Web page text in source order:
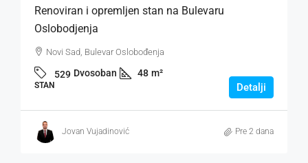
Renoviran i opremljen stan na Bulevaru
Oslobodjenja
Novi Sad, Bulevar Oslobođenja
529 Dvosoban 48 m²
STAN Detalji
Jovan Vujadinović Pre 2 dana